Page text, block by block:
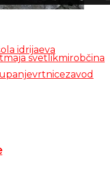
idrijaeva
maja svetlikmirobčina
upanjevrtnicezavod